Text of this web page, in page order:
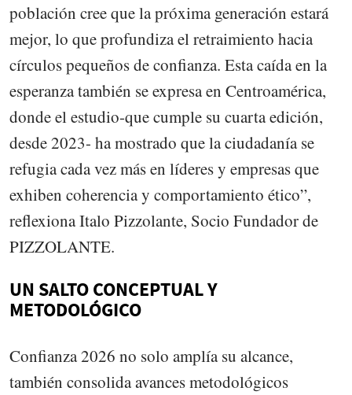
población cree que la próxima generación estará
mejor, lo que profundiza el retraimiento hacia
círculos pequeños de confianza. Esta caída en la
esperanza también se expresa en Centroamérica,
donde el estudio-que cumple su cuarta edición,
desde 2023- ha mostrado que la ciudadanía se
refugia cada vez más en líderes y empresas que
exhiben coherencia y comportamiento ético”,
reflexiona Italo Pizzolante, Socio Fundador de
PIZZOLANTE.
UN SALTO CONCEPTUAL Y
METODOLÓGICO
Confianza 2026 no solo amplía su alcance,
también consolida avances metodológicos